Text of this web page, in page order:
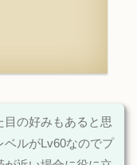
の好みもあると思
ベルがLv60なのでプ